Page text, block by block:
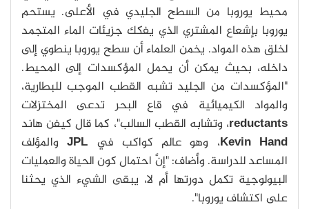
محيط يوروبا من السطح الجليدي في الأعلى. يستحم
يوروبا بإشعاع المشتري الذي يفكك جزيئات الماء المتجمد
لخلق هذه المواد. يخمن العلماء أن سطح يوروبا ينطوي إلى
داخله، بحيث يمكن أن يحمل المؤكسدات إلى المحيط.
"المؤكسدات من الجليد تشبه القطب الموجب للبطارية،
والمواد الكيميائية في قاع البحر تدعى المختزلات
reductants، وتشابه القطب السالب"، كما قال كيفن هاند
Kevin Hand، وهو عالم كواكب في JPLوالمؤلف
المساعد للدراسة. وأضاف: "إنَّ احتمال كون الحياة والعمليات
البيولوجية تكمل دورتها أم لا، يبقى الشيء الذي يحثنا
على اكتشاف يوروبا".